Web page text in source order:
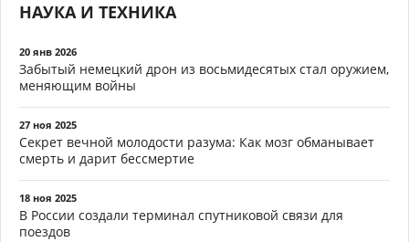
НАУКА И ТЕХНИКА
20 янв 2026
Забытый немецкий дрон из восьмидесятых стал оружием,
меняющим войны
27 ноя 2025
Секрет вечной молодости разума: Как мозг обманывает
смерть и дарит бессмертие
18 ноя 2025
В России создали терминал спутниковой связи для
поездов